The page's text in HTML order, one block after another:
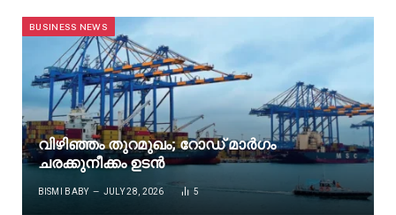
BUSINESS NEWS
വിഴിഞ്ഞം തുറമുഖം; റോഡ് മാർഗം
ചരക്കുനീക്കം ഉടൻ
BISMI BABY JULY 28, 2026 5